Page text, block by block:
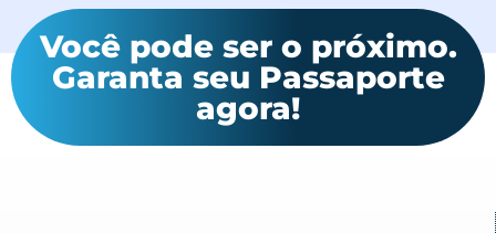
Você pode ser o próximo.
Garanta seu Passaporte
agora!